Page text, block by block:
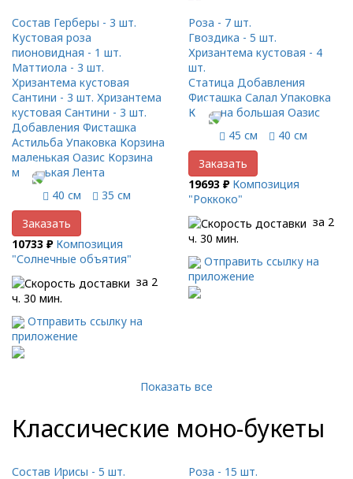
Состав Герберы - 3 шт.
Кустовая роза
пионовидная - 1 шт.
Маттиола - 3 шт.
Хризантема кустовая
Сантини - 3 шт. Хризантема
кустовая Сантини - 3 шт.
Добавления Фисташка
Астильба Упаковка Корзина
маленькая Оазис Корзина
маленькая Лента
40 см
35 см
Заказать
10733 ₽ Композиция
"Солнечные объятия"
за 2
ч. 30 мин.
Отправить ссылку на
приложение
Роза - 7 шт.
Гвоздика - 5 шт.
Хризантема кустовая - 4
шт.
Статица Добавления
Фисташка Салал Упаковка
Корзина большая Оазис
45 см
40 см
Заказать
19693 ₽ Композиция
"Роккоко"
за 2
ч. 30 мин.
Отправить ссылку на
приложение
Показать все
Классические моно-букеты
Состав Ирисы - 5 шт. Роза - 15 шт.